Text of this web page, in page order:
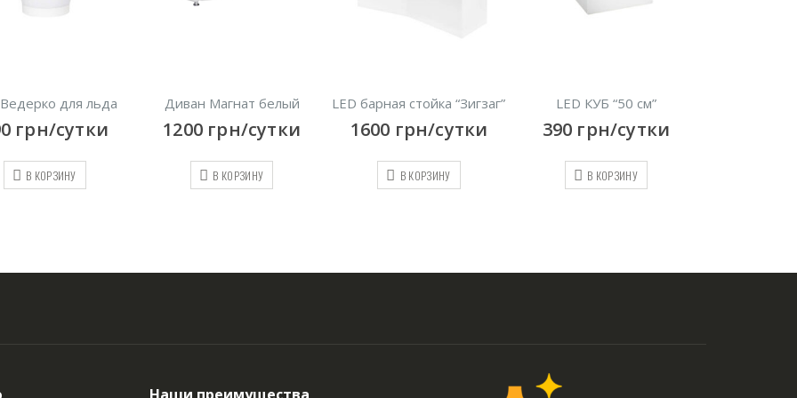
для льда
сутки
В КОРЗИНУ
Диван Магнат белый
1200грн/сутки
В КОРЗИНУ
LED барная стойка “Зигзаг”
1600грн/сутки
В КОРЗИНУ
LED КУБ “50 см”
390грн/сутки
В КОРЗИНУ